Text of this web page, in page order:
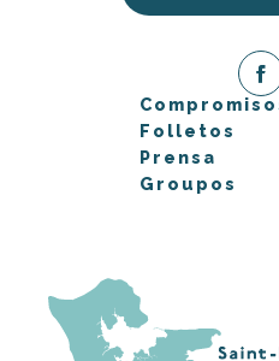
Folletos
Prensa
Groupos